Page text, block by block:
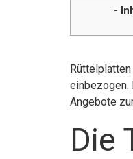
-
einbezogen.
Angebote
Die